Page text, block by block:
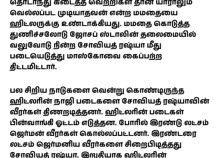
தொடர்ந்து கிடைத்த வெற்றிகள் தான் யாராலும்
வெல்லப்பட முடியாதவன் என்ற மமதையை
ஹிட்லருக்கு உண்டாக்கியது. மமதை கொடுத்த
துணிச்சலோடு ஜோசப் ஸ்டாலின் தலைமையில்
வலுவோடு நின்ற சோவியத் ரஷ்யா மீது
படையெடுத்து மாஸ்கோவை கைப்பற்ற
திட்டமிட்டார்.
பல சிறிய நாடுகளை வென்று கொண்டிருந்த
ஹிட்லரின் நாஜி படைகளை சோவியத் ரஷ்யாவின்
வீரர்கள் திணறடித்தனர். ஹிட்லரின் படைகள்
பின்வாங்கி ஓட்டம் எடுத்தன. போரில் இரண்டு லட்சம்
ஜெர்மன் வீரர்கள் கொல்லப்பட்டனர். இரண்டரை
லட்சம் ஜெர்மனிய வீரர்களை சிறைபிடித்தது
சோவியத் ரஷ்யா. இறுதியாக ஹிட்லரின்